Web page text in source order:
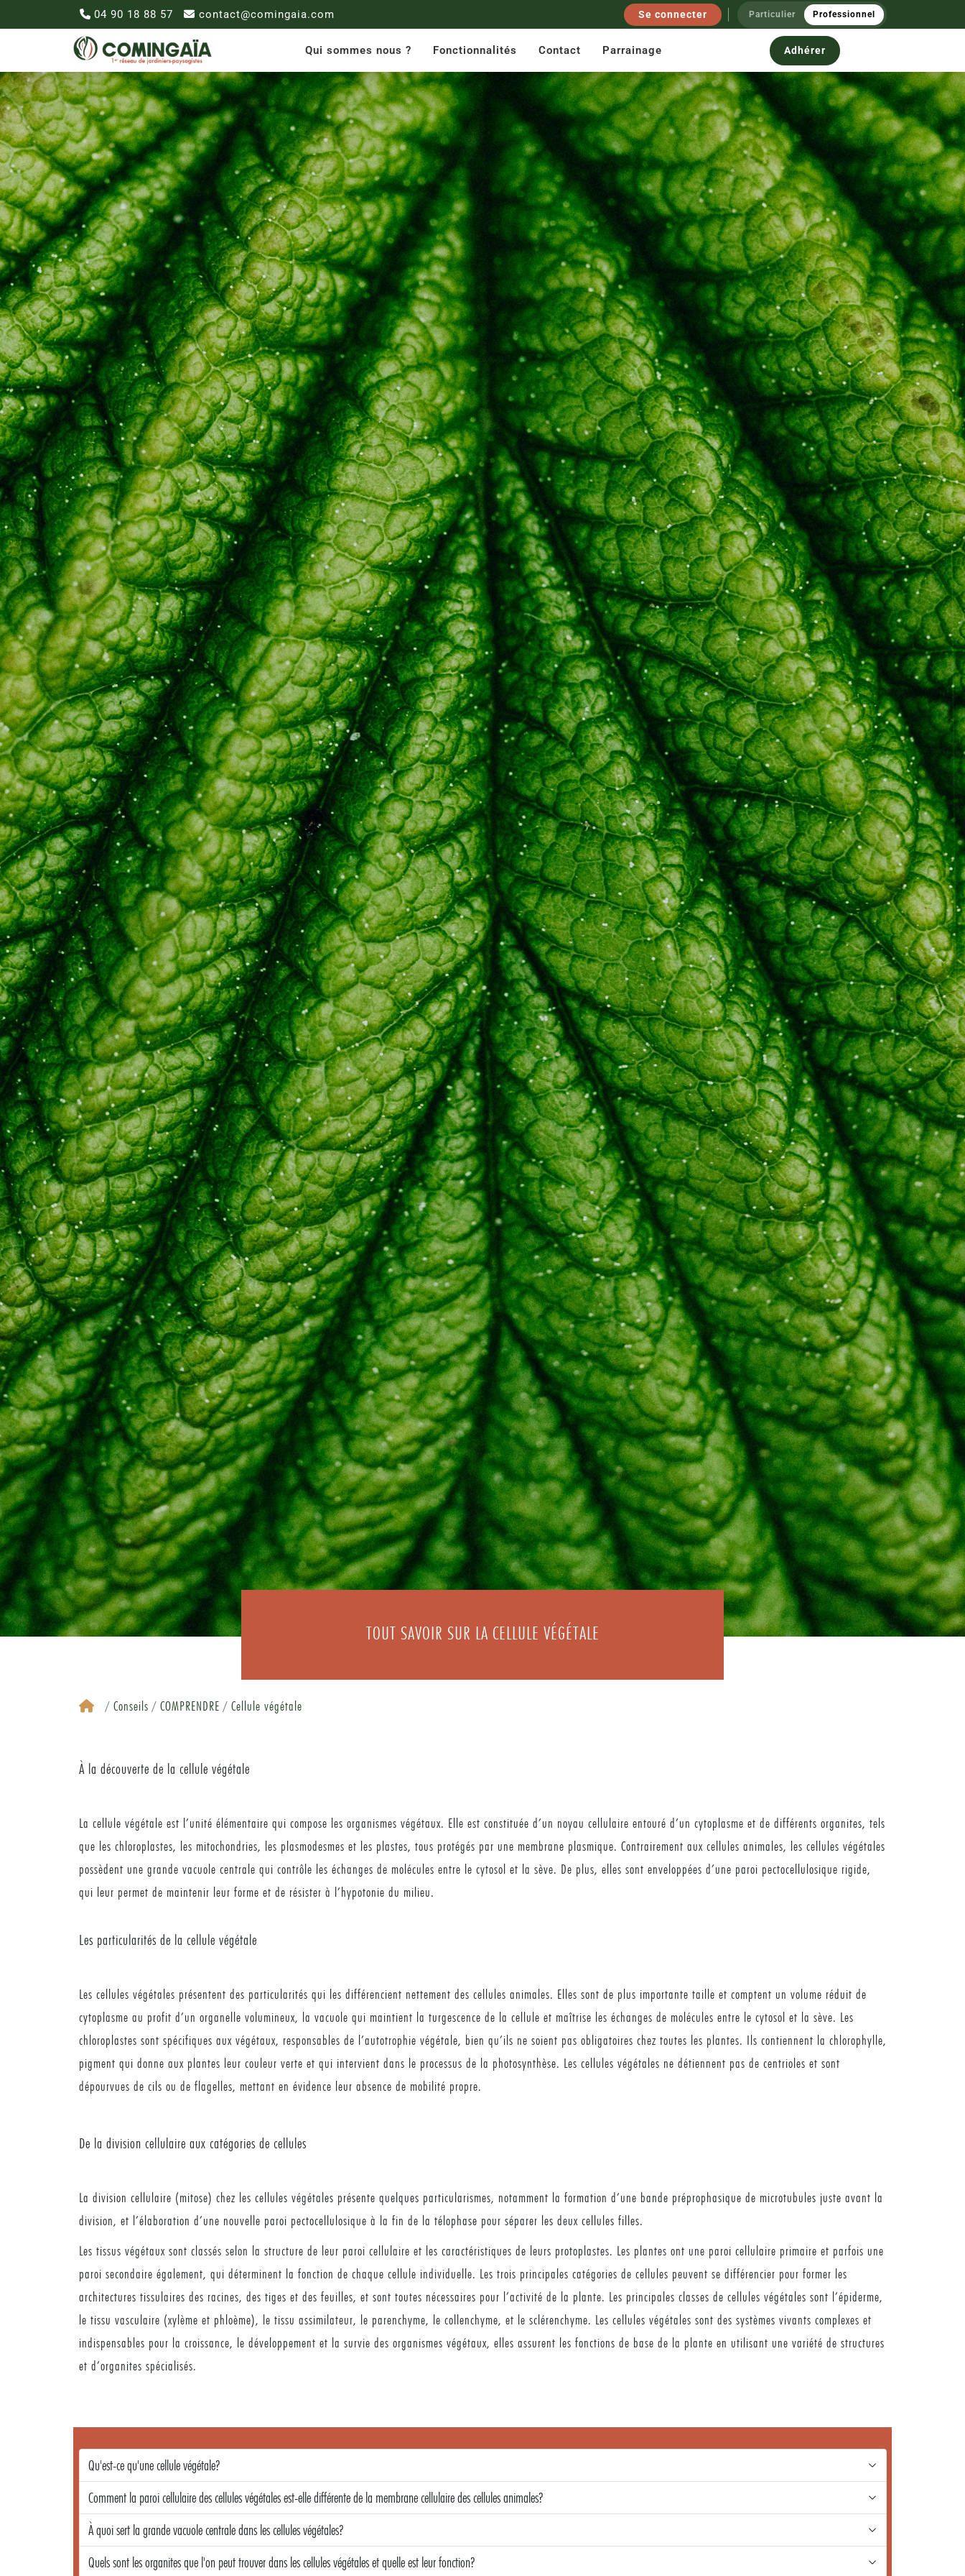
04 90 18 88 57 contact@comingaia.com Se connecter Particulier Professionnel
Qui sommes nous ? Fonctionnalités Contact Parrainage Adhérer
TOUT SAVOIR SUR LA CELLULE VÉGÉTALE
Conseils COMPRENDRE Cellule végétale
À la découverte de la cellule végétale
La cellule végétale est l’unité élémentaire qui compose les organismes végétaux. Elle est constituée d’un noyau cellulaire entouré d’un cytoplasme et de différents organites, tels
que les chloroplastes, les mitochondries, les plasmodesmes et les plastes, tous protégés par une membrane plasmique. Contrairement aux cellules animales, les cellules végétales
possèdent une grande vacuole centrale qui contrôle les échanges de molécules entre le cytosol et la sève. De plus, elles sont enveloppées d’une paroi pectocellulosique rigide,
qui leur permet de maintenir leur forme et de résister à l’hypotonie du milieu.
Les particularités de la cellule végétale
Les cellules végétales présentent des particularités qui les différencient nettement des cellules animales. Elles sont de plus importante taille et comptent un volume réduit de
cytoplasme au profit d’un organelle volumineux, la vacuole qui maintient la turgescence de la cellule et maîtrise les échanges de molécules entre le cytosol et la sève. Les
chloroplastes sont spécifiques aux végétaux, responsables de l’autotrophie végétale, bien qu’ils ne soient pas obligatoires chez toutes les plantes. Ils contiennent la chlorophylle,
pigment qui donne aux plantes leur couleur verte et qui intervient dans le processus de la photosynthèse. Les cellules végétales ne détiennent pas de centrioles et sont
dépourvues de cils ou de flagelles, mettant en évidence leur absence de mobilité propre.
De la division cellulaire aux catégories de cellules
La division cellulaire (mitose) chez les cellules végétales présente quelques particularismes, notamment la formation d’une bande préprophasique de microtubules juste avant la
division, et l’élaboration d’une nouvelle paroi pectocellulosique à la fin de la télophase pour séparer les deux cellules filles.
Les tissus végétaux sont classés selon la structure de leur paroi cellulaire et les caractéristiques de leurs protoplastes. Les plantes ont une paroi cellulaire primaire et parfois une
paroi secondaire également, qui déterminent la fonction de chaque cellule individuelle. Les trois principales catégories de cellules peuvent se différencier pour former les
architectures tissulaires des racines, des tiges et des feuilles, et sont toutes nécessaires pour l’activité de la plante. Les principales classes de cellules végétales sont l’épiderme,
le tissu vasculaire (xylème et phloème), le tissu assimilateur, le parenchyme, le collenchyme, et le sclérenchyme. Les cellules végétales sont des systèmes vivants complexes et
indispensables pour la croissance, le développement et la survie des organismes végétaux, elles assurent les fonctions de base de la plante en utilisant une variété de structures
et d’organites spécialisés.
Qu'est-ce qu'une cellule végétale?
Comment la paroi cellulaire des cellules végétales est-elle différente de la membrane cellulaire des cellules animales?
À quoi sert la grande vacuole centrale dans les cellules végétales?
Quels sont les organites que l'on peut trouver dans les cellules végétales et quelle est leur fonction?